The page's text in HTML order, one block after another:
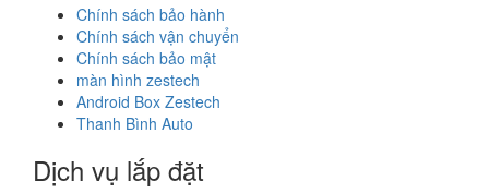
Chính sách bảo hành
Chính sách vận chuyển
Chính sách bảo mật
màn hình zestech
Android Box Zestech
Thanh Bình Auto
Dịch vụ lắp đặt